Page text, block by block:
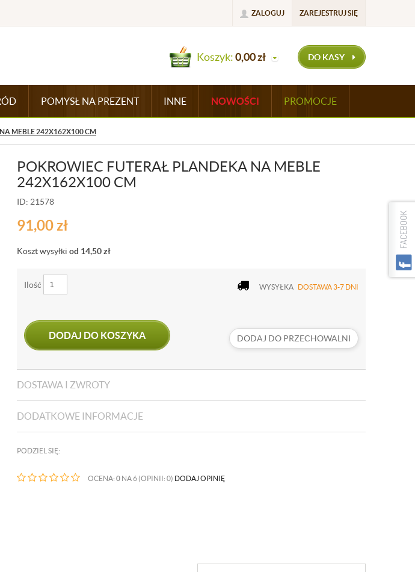
ZALOGUJ ZAREJESTRUJ SIĘ
Koszyk:0,00zł DO KASY
POMYSŁ NA PREZENT INNE NOWOŚCI PROMOCJE
MEBLE 242X162X100 CM
POKROWIEC FUTERAŁ PLANDEKA NA MEBLE
242X162X100 CM
ID: 21578
91,00zł
Koszt wysyłki od 14,50zł
Ilość WYSYŁKA DOSTAWA 3-7 DNI
DODAJ DO KOSZYKA DODAJ DO PRZECHOWALNI
DOSTAWA I ZWROTY
DODATKOWE INFORMACJE
PODZIEL SIĘ:
OCENA: 0 NA 6 (OPINII: 0) DODAJ OPINIĘ